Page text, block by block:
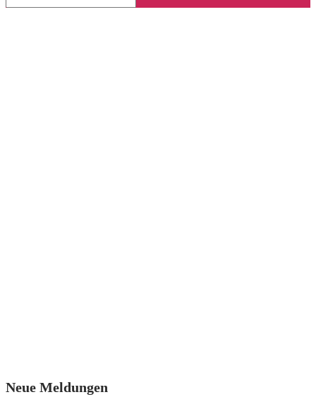
Neue Meldungen